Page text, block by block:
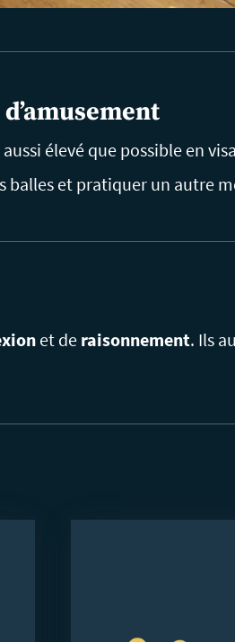
élevé que possible en
balles et pratiquer un autre
et de raisonnement. Ils